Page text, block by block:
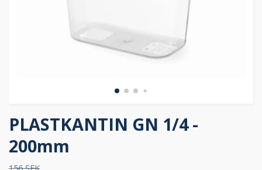
PLASTKANTIN GN 1/4 -
200mm